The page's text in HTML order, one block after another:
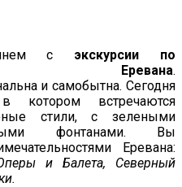
с экскурсии по
Еревана.
и самобытна. Сегодня
встречаются
стили, с зелеными
фонтанами. Вы
Еревана:
и Балета, Северный